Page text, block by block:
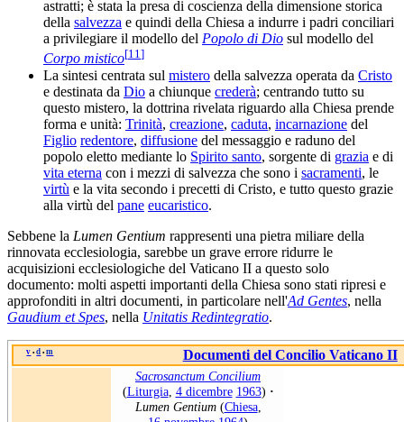
astratti; è stata la presa di coscienza della dimensione storica
della salvezza e quindi della Chiesa a indurre i padri conciliari
a privilegiare il modello del Popolo di Dio sul modello del
Corpo mistico[11]
La sintesi centrata sul mistero della salvezza operata da Cristo
e destinata da Dio a chiunque crederà; centrando tutto su
questo mistero, la dottrina rivelata riguardo alla Chiesa prende
forma e unità: Trinità, creazione, caduta, incarnazione del
Figlio redentore, diffusione del messaggio e raduno del
popolo eletto mediante lo Spirito santo, sorgente di grazia e di
vita eterna con i mezzi di salvezza che sono i sacramenti, le
virtù e la vita secondo i precetti di Cristo, e tutto questo grazie
alla virtù del pane eucaristico.
Sebbene la Lumen Gentium rappresenti una pietra miliare della
rinnovata ecclesiologia, sarebbe un grave errore ridurre le
acquisizioni ecclesiologiche del Vaticano II a questo solo
documento: molti aspetti importanti della Chiesa sono stati ripresi e
approfonditi in altri documenti, in particolare nell'Ad Gentes, nella
Gaudium et Spes, nella Unitatis Redintegratio.
v • d • m Documenti del Concilio Vaticano II
Sacrosanctum Concilium
(Liturgia, 4 dicembre 1963) ·
Lumen Gentium(Chiesa,